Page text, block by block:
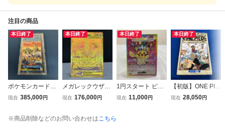
注目の商品
本日終了
ポケモンカードe
拡張パック 第3
現在 385,000円
本日終了
メガレックウザex
113/076 MUR ポ
現在 176,000円
本日終了
1円スタート ピカ
チュウex(234/19
現在 11,000円
本日終了
【初版】ONE PIE
CE 巻一 尾田栄一
現在 28,050円
※商品削除などのお問い合わせはこちら